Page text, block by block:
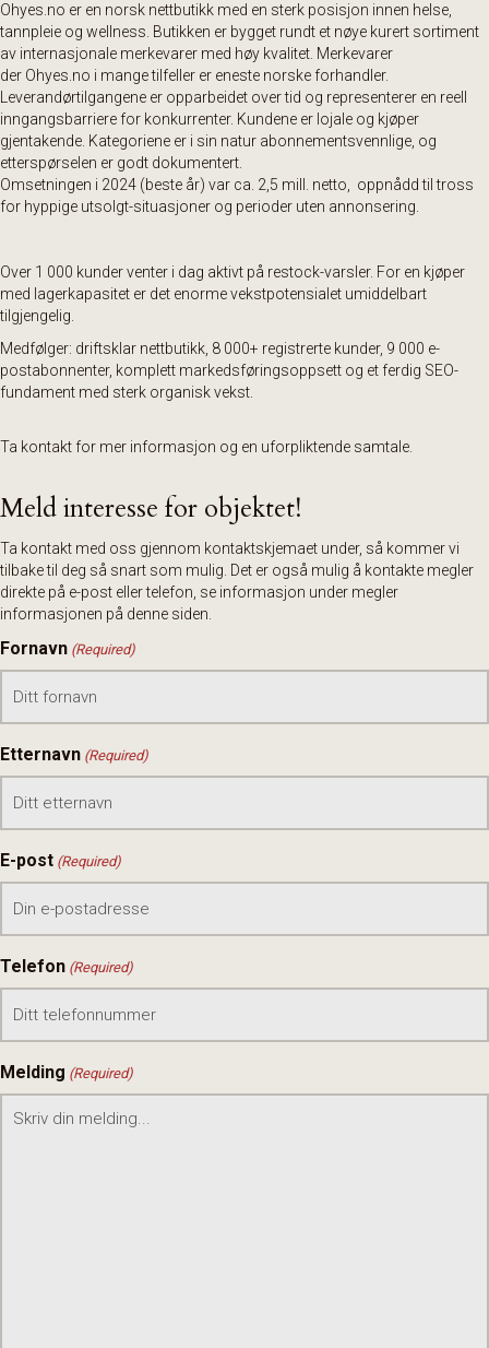
Ohyes.no er en norsk nettbutikk med en sterk posisjon innen helse,
tannpleie og wellness. Butikken er bygget rundt et nøye kurert sortiment
av internasjonale merkevarer med høy kvalitet. Merkevarer
der Ohyes.no i mange tilfeller er eneste norske forhandler.
Leverandørtilgangene er opparbeidet over tid og representerer en reell
inngangsbarriere for konkurrenter. Kundene er lojale og kjøper
gjentakende. Kategoriene er i sin natur abonnementsvennlige, og
etterspørselen er godt dokumentert.
Omsetningen i 2024 (beste år) var ca. 2,5 mill. netto, oppnådd til tross
for hyppige utsolgt-situasjoner og perioder uten annonsering.
Over 1 000 kunder venter i dag aktivt på restock-varsler. For en kjøper
med lagerkapasitet er det enorme vekstpotensialet umiddelbart
tilgjengelig.
Medfølger: driftsklar nettbutikk, 8 000+ registrerte kunder, 9 000 e-
postabonnenter, komplett markedsføringsoppsett og et ferdig SEO-
fundament med sterk organisk vekst.
Ta kontakt for mer informasjon og en uforpliktende samtale.
Meld interesse for objektet!
Ta kontakt med oss gjennom kontaktskjemaet under, så kommer vi
tilbake til deg så snart som mulig. Det er også mulig å kontakte megler
direkte på e-post eller telefon, se informasjon under megler
informasjonen på denne siden.
Fornavn (Required)
Etternavn (Required)
E-post (Required)
Telefon (Required)
Melding (Required)